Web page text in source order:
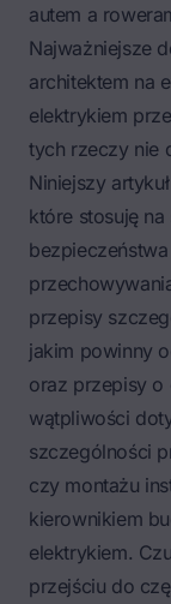
autem a
Najważniejsze
architektem na
elektrykiem
tych rzeczy nie
Niniejszy
które stosuję
przepisy
jakim powinny
oraz przepisy
wątpliwości
szczególności
czy montażu
kierownikiem
elektrykiem.
przejściu do